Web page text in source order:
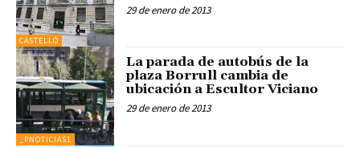
CASTELLÓ
29 de enero de 2013
_PNOTICIAS1
La parada de autobús de la
plaza Borrull cambia de
ubicación a Escultor Viciano
29 de enero de 2013